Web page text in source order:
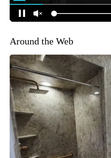
Around the Web